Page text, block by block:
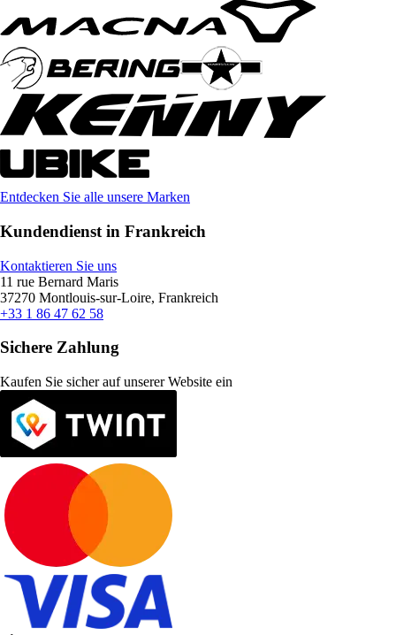
Entdecken Sie alle unsere Marken
Kundendienst in Frankreich
Kontaktieren Sie uns
11 rue Bernard Maris
37270 Montlouis-sur-Loire, Frankreich
+33 1 86 47 62 58
Sichere Zahlung
Kaufen Sie sicher auf unserer Website ein